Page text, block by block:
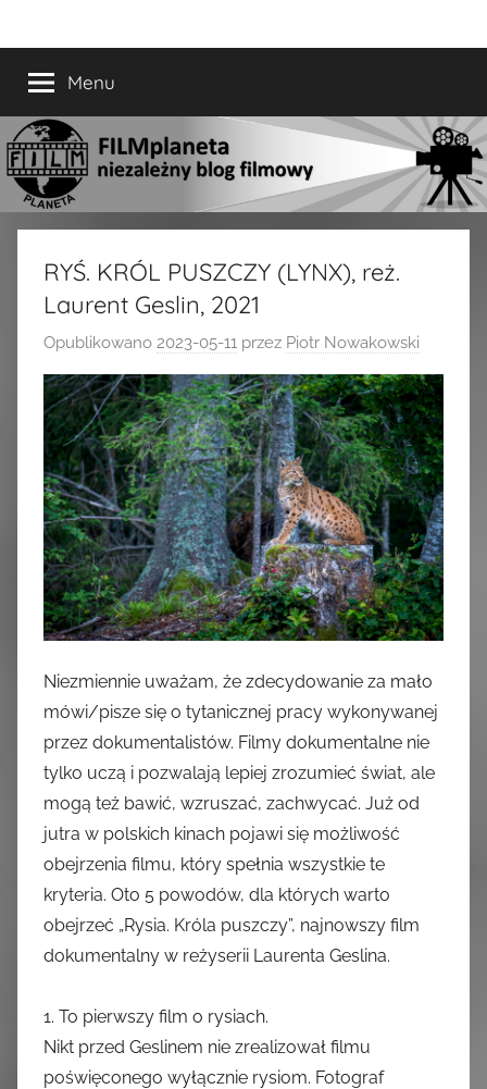
do
treści
FILMplaneta
filmowyMenu
RYŚ. KRÓL PUSZCZY (LYNX), reż.
Laurent Geslin, 2021
Opublikowano 2023-05-11 przez Piotr Nowakowski
Niezmiennie uważam, że zdecydowanie za mało
mówi/pisze się o tytanicznej pracy wykonywanej
przez dokumentalistów. Filmy dokumentalne nie
tylko uczą i pozwalają lepiej zrozumieć świat, ale
mogą też bawić, wzruszać, zachwycać. Już od
jutra w polskich kinach pojawi się możliwość
obejrzenia filmu, który spełnia wszystkie te
kryteria. Oto 5 powodów, dla których warto
obejrzeć „Rysia. Króla puszczy”, najnowszy film
dokumentalny w reżyserii Laurenta Geslina.
1. To pierwszy film o rysiach.
Nikt przed Geslinem nie zrealizował filmu
poświęconego wyłącznie rysiom. Fotograf